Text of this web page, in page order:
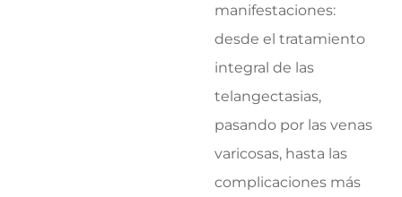
manifestaciones:
desde el tratamiento
integral de las
telangectasias,
pasando por las venas
varicosas, hasta las
complicaciones más